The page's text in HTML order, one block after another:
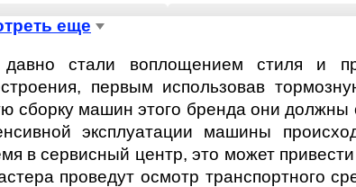
PT SARATOGA
VIPER VISION
еще
стали воплощением стиля и
первым использовав
сборку машин этого бренда они должны
эксплуатации машины
в сервисный центр, это может
проведут осмотр транспортного